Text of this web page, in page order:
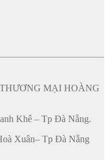
MẠI HOÀNG
Khê – Tp Đà Nẵng.
Xuân– Tp Đà Nẵng